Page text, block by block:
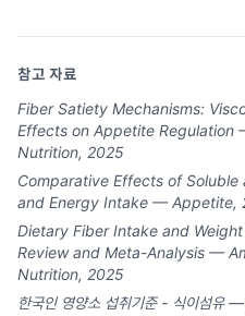
참고 자료
Fiber Satiety Mechanisms:
Effects on Appetite Regulation
Nutrition, 2025
Comparative Effects of
and Energy Intake — Appetite,
Dietary Fiber Intake and
Review and Meta-Analysis —
Nutrition, 2025
한국인 영양소 섭취기준 - 식이섬유